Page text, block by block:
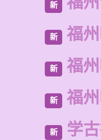
新
新 福
新 福
新 福
新 学